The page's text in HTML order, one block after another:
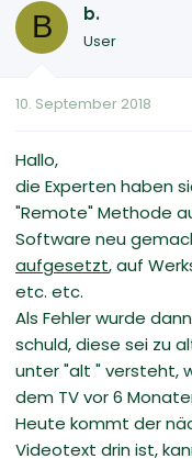
B b.
User
10. September 2018
Hallo,
die Experten haben
"Remote" Methode
Software neu
aufgesetzt, auf
etc. etc.
Als Fehler wurde
schuld, diese sei zu
unter "alt " versteht,
dem TV vor 6
Heute kommt der
Videotext drin ist,